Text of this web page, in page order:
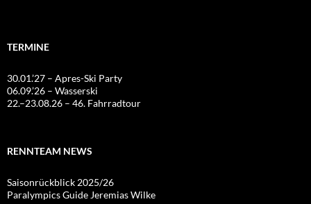
TERMINE
30.01.’27 – Apres-Ski Party
06.09.’26 – Wasserski
22.–23.08.26 – 46. Fahrradtour
RENNTEAM NEWS
Saisonrückblick 2025/26
Paralympics Guide Jeremias Wilke